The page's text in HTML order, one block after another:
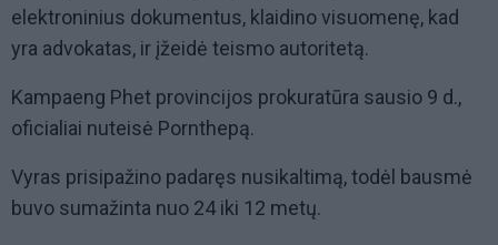
elektroninius dokumentus, klaidino visuomenę, kad
yra advokatas, ir įžeidė teismo autoritetą.
Kampaeng Phet provincijos prokuratūra sausio 9 d.,
oficialiai nuteisė Pornthepą.
Vyras prisipažino padaręs nusikaltimą, todėl bausmė
buvo sumažinta nuo 24 iki 12 metų.